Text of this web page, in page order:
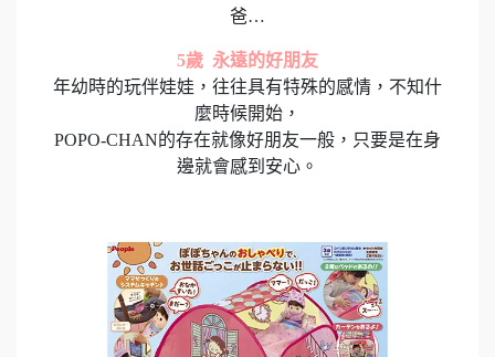
爸…
5歲 永遠的好朋友
年幼時的玩伴娃娃，往往具有特殊的感情，不知什
麼時候開始，
POPO-CHAN的存在就像好朋友一般，只要是在身
邊就會感到安心。